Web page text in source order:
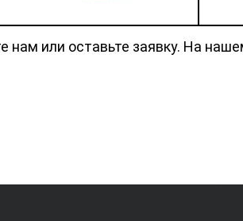
нам или оставьте заявку. На